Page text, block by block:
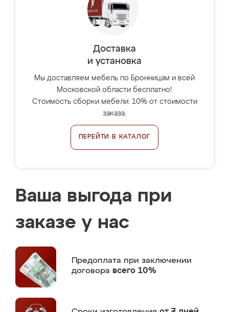
Доставка
и установка
Мы доставляем мебель по Бронницам и всей
Московской области бесплатно!
Стоимость сборки мебели: 10% от стоимости
заказа.
ПЕРЕЙТИ В КАТАЛОГ
Ваша выгода при
заказе у нас
Предоплата при заключении
договора всего 10%